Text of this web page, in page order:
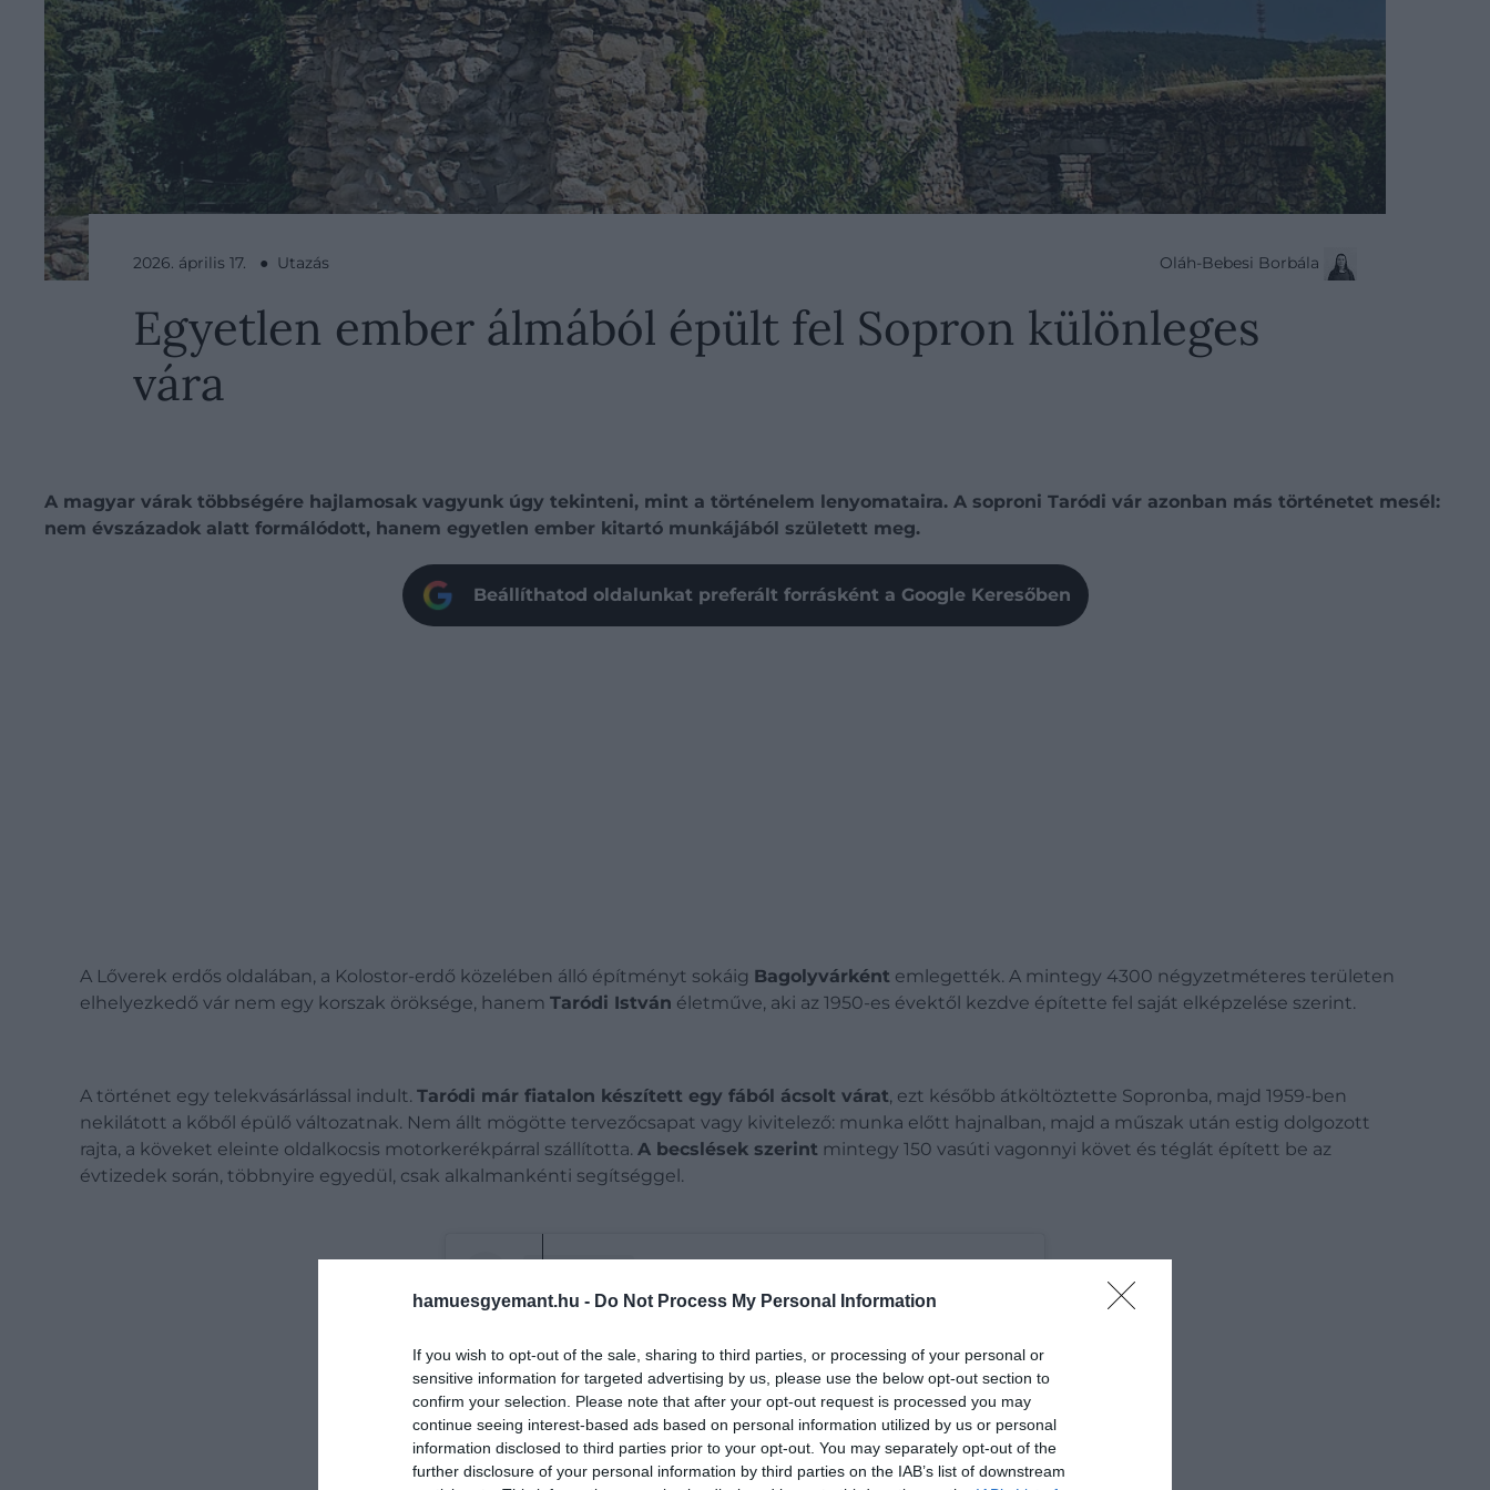
hamuesgyemant.hu - Do Not Process My Personal Information
If you wish to opt-out of the sale, sharing to third parties, or processing of your personal or
sensitive information for targeted advertising by us, please use the below opt-out section to
confirm your selection. Please note that after your opt-out request is processed you may
continue seeing interest-based ads based on personal information utilized by us or personal
information disclosed to third parties prior to your opt-out. You may separately opt-out of the
further disclosure of your personal information by third parties on the IAB’s list of downstream
2026. április 17. ● Utazás Oláh-Bebesi Borbála
Egyetlen ember álmából épült fel Sopron különleges
vára
A magyar várak többségére hajlamosak vagyunk úgy tekinteni, mint a történelem lenyomataira. A soproni Taródi vár azonban más történetet mesél:
nem évszázadok alatt formálódott, hanem egyetlen ember kitartó munkájából született meg.
Beállíthatod oldalunkat preferált forrásként a Google Keresőben
A Lőverek erdős oldalában, a Kolostor-erdő közelében álló építményt sokáig Bagolyvárként emlegették. A mintegy 4300 négyzetméteres területen
elhelyezkedő vár nem egy korszak öröksége, hanem Taródi István életműve, aki az 1950-es évektől kezdve építette fel saját elképzelése szerint.
A történet egy telekvásárlással indult. Taródi már fiatalon készített egy fából ácsolt várat, ezt később átköltöztette Sopronba, majd 1959-ben
nekilátott a kőből épülő változatnak. Nem állt mögötte tervezőcsapat vagy kivitelező: munka előtt hajnalban, majd a műszak után estig dolgozott
rajta, a köveket eleinte oldalkocsis motorkerékpárral szállította. A becslések szerint mintegy 150 vasúti vagonnyi követ és téglát épített be az
évtizedek során, többnyire egyedül, csak alkalmankénti segítséggel.